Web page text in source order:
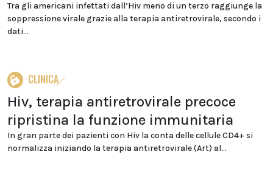
Tra gli americani infettati dall’Hiv meno di un terzo raggiunge la
soppressione virale grazie alla terapia antiretrovirale, secondo i
dati...
CLINICA
Hiv, terapia antiretrovirale precoce
ripristina la funzione immunitaria
In gran parte dei pazienti con Hiv la conta delle cellule CD4+ si
normalizza iniziando la terapia antiretrovirale (Art) al...